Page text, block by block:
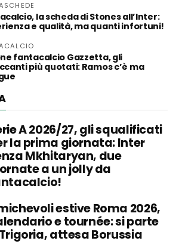
la scheda di Stones all’Inter:
e qualità, ma quanti infortuni!
fantacalcio Gazzetta, gli
più quotati: Ramos c’è ma
A 2026/27, gli squalificati
la prima giornata: Inter
Mkhitaryan, due
a un jolly da
estive Roma 2026,
e tournée: si parte
attesa Borussia